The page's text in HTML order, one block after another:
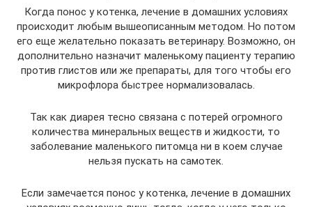
Когда понос у котенка, лечение в домашних условиях
происходит любым вышеописанным методом. Но потом
его еще желательно показать ветеринару. Возможно, он
дополнительно назначит маленькому пациенту терапию
против глистов или же препараты, для того чтобы его
микрофлора быстрее нормализовалась.
Так как диарея тесно связана с потерей огромного
количества минеральных веществ и жидкости, то
заболевание маленького питомца ни в коем случае
нельзя пускать на самотек.
Если замечается понос у котенка, лечение в домашних